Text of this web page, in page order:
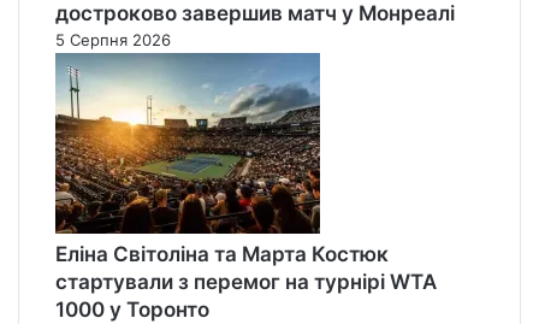
достроково завершив матч у Монреалі
5 Серпня 2026
Еліна Світоліна та Марта Костюк
стартували з перемог на турнірі WTA
1000 у Торонто